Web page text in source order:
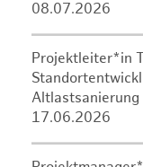
08.07.2026
Projektleiter*in
Altlastsanierung
17.06.2026